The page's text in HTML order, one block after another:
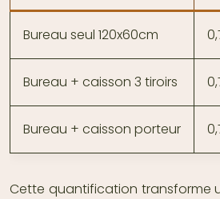
Bureau seul 120x60cm
Bureau + caisson 3 tiroirs
Bureau + caisson porteur
Cette quantification transforme